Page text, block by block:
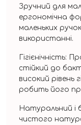
Зручний для
ергономічна
маленьких
використанні.
Гігієнічність:
стійкий до
високий рівень
робить його
Натуральний і
чистого